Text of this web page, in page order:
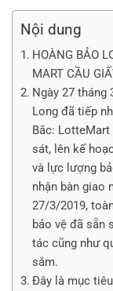
Nội dung
HOÀNG BẢO
MART CẦU
Ngày 27 tháng
Long đã tiếp
Bắc: LotteMart
sát, lên kế
và lực lượng
nhận bàn giao
27/3/2019,
bảo vệ đã sẵn
tác cũng như
sắm.
Đây là mục